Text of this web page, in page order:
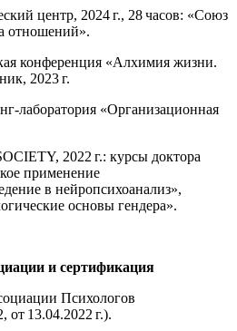
центр, 2024 г., 28 часов: «Союз
отношений».
конференция «Алхимия жизни.
2023 г.
лаборатория «Организационная
2022 г.: курсы доктора
применение
в нейропсихоанализ»,
основы гендера».
и сертификация
Психологов
13.04.2022 г.).